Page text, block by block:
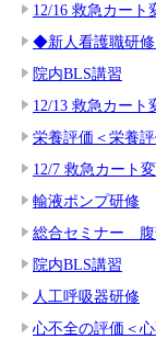
12/16 救急カート
◆新人看護職研
院内BLS講習
12/13 救急カート
栄養評価＜栄養
12/7 救急カート
輸液ポンプ研修
総合セミナー 腹
院内BLS講習
人工呼吸器研修
心不全の評価＜